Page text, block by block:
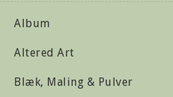
Album
Altered Art
Blæk, Maling & Pulver